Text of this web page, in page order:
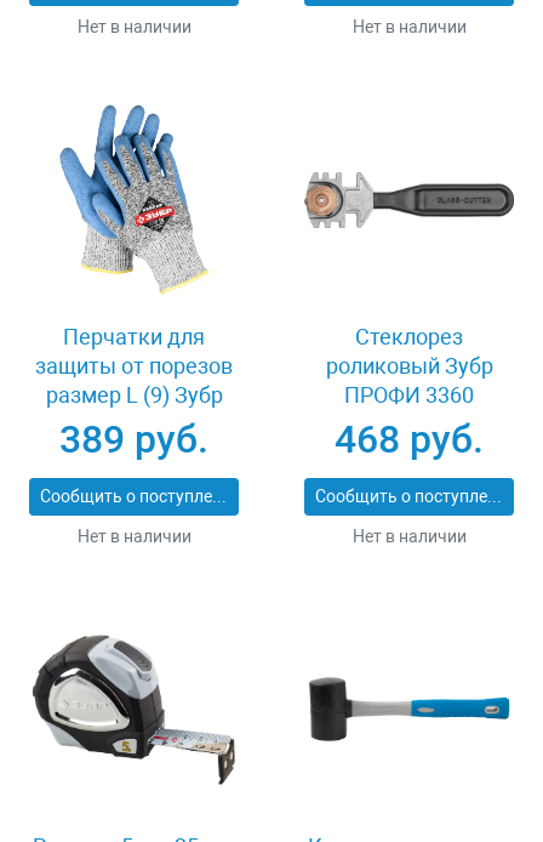
Нет в наличии Нет в наличии
Перчатки для
защиты от порезов
размер L (9) Зубр
11277-L
389 руб.
Сообщить о поступлении
Нет в наличии
Стеклорез
роликовый Зубр
ПРОФИ 3360
468 руб.
Сообщить о поступлении
Нет в наличии